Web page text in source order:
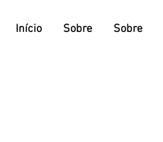
Início Sobre Sobre